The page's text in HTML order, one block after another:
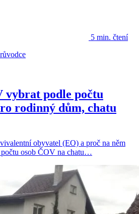
5 min. čtení
vybrat podle počtu
rodinný dům, chatu
obyvatel (EO) a proč na něm
osob ČOV na chatu…